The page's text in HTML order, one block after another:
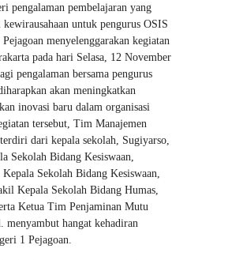
pengalaman pembelajaran yang
untuk pengurus OSIS
menyelenggarakan kegiatan
pada hari Selasa, 12 November
pengalaman bersama pengurus
akan meningkatkan
inovasi baru dalam organisasi
tersebut, Tim Manajemen
dari kepala sekolah, Sugiyarso,
Sekolah Bidang Kesiswaan,
Sekolah Bidang Kesiswaan,
Kepala Sekolah Bidang Humas,
Ketua Tim Penjaminan Mutu
menyambut hangat kehadiran
1 Pejagoan.